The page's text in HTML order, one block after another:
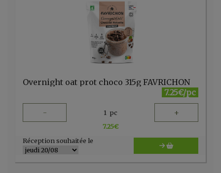
Overnight oat prot choco 315g FAVRICHON
7.25€/pc
- 1 pc +
7.25€
Réception souhaitée le